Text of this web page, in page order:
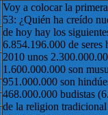
Voy a colocar la
53: ¿Quién ha creído
de hoy hay los
6.854.196.000 de seres
2010 unos
1.600.000.000 son
951.000.000 son
468.000.000 budistas
de la religion